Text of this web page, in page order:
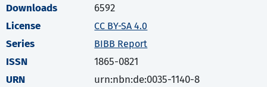
Downloads
6592
License
CC BY-SA 4.0
Series BIBB Report
ISSN
1865-0821
URN
urn:nbn:de:0035-1140-8